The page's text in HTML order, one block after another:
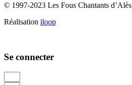
© 1997-2023 Les Fous Chantants d’Alès
Réalisation iloop
Se connecter